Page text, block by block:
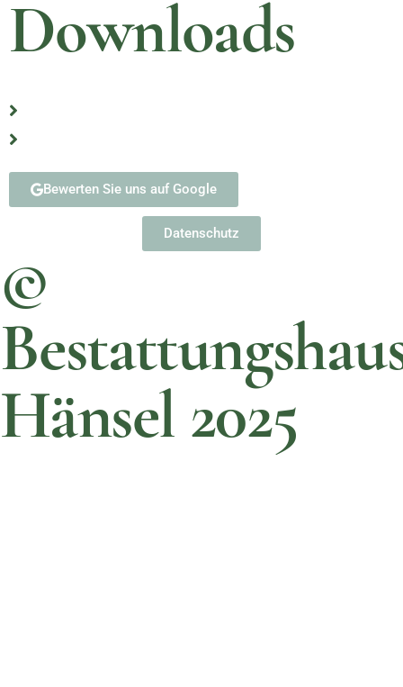
Downloads
Bewerten Sie uns auf Google
©
Hänsel 2025
Datenschutz